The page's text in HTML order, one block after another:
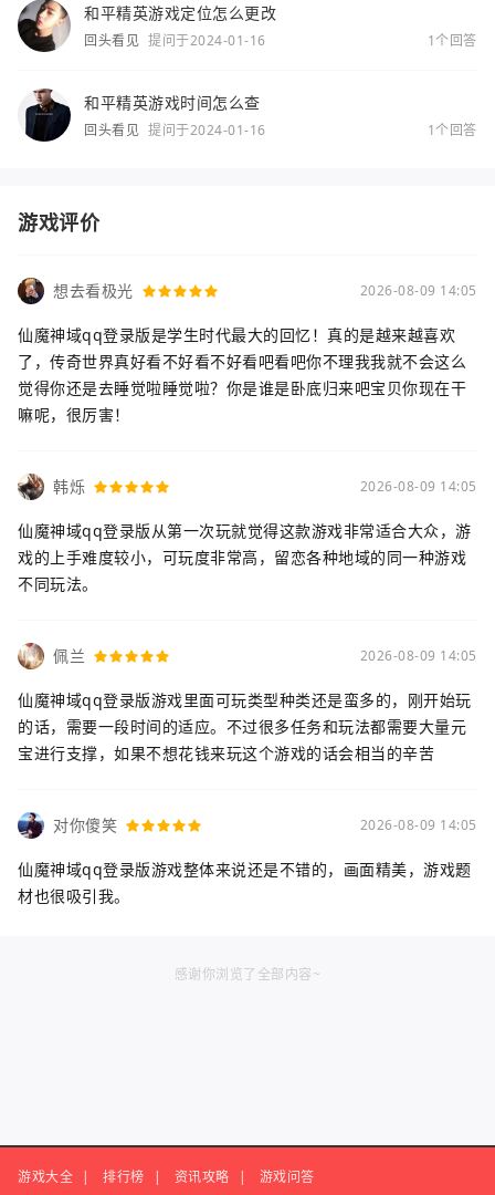
和平精英游戏定位怎么更改
回头看见 提问于2024-01-16 1个回答
和平精英游戏时间怎么查
回头看见 提问于2024-01-16 1个回答
游戏评价
想去看极光 2026-08-09 14:05
仙魔神域qq登录版是学生时代最大的回忆！真的是越来越喜欢
了，传奇世界真好看不好看不好看吧看吧你不理我我就不会这么
觉得你还是去睡觉啦睡觉啦？你是谁是卧底归来吧宝贝你现在干
嘛呢，很厉害！
韩烁 2026-08-09 14:05
仙魔神域qq登录版从第一次玩就觉得这款游戏非常适合大众，游
戏的上手难度较小，可玩度非常高，留恋各种地域的同一种游戏
不同玩法。
佩兰 2026-08-09 14:05
仙魔神域qq登录版游戏里面可玩类型种类还是蛮多的，刚开始玩
的话，需要一段时间的适应。不过很多任务和玩法都需要大量元
宝进行支撑，如果不想花钱来玩这个游戏的话会相当的辛苦
对你傻笑 2026-08-09 14:05
仙魔神域qq登录版游戏整体来说还是不错的，画面精美，游戏题
材也很吸引我。
感谢你浏览了全部内容~
游戏大全 | 排行榜 | 资讯攻略 | 游戏问答